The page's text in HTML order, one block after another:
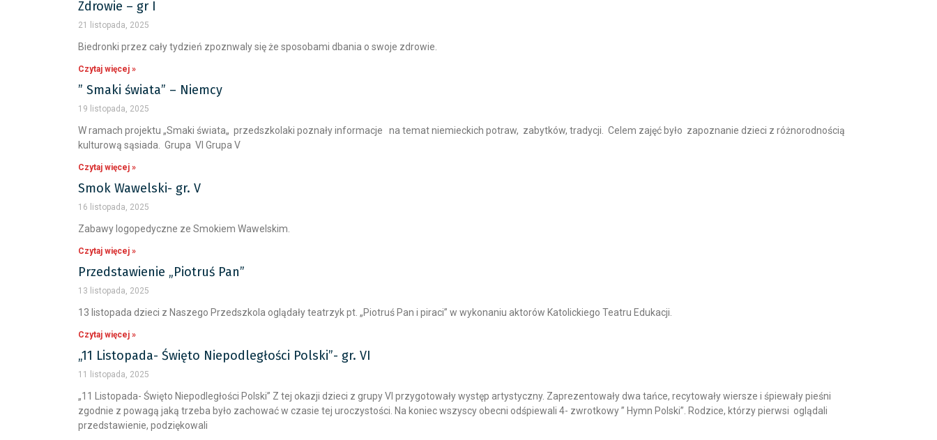
Zdrowie – gr I
21 listopada, 2025
Biedronki przez cały tydzień zpoznwaly się że sposobami dbania o swoje zdrowie.
Czytaj więcej »
” Smaki świata” – Niemcy
19 listopada, 2025
W ramach projektu „Smaki świata„ przedszkolaki poznały informacje na temat niemieckich potraw, zabytków, tradycji. Celem zajęć było zapoznanie dzieci z różnorodnością
kulturową sąsiada. Grupa VI Grupa V
Czytaj więcej »
Smok Wawelski- gr. V
16 listopada, 2025
Zabawy logopedyczne ze Smokiem Wawelskim.
Czytaj więcej »
Przedstawienie „Piotruś Pan”
13 listopada, 2025
13 listopada dzieci z Naszego Przedszkola oglądały teatrzyk pt. „Piotruś Pan i piraci” w wykonaniu aktorów Katolickiego Teatru Edukacji.
Czytaj więcej »
„11 Listopada- Święto Niepodległości Polski”- gr. VI
11 listopada, 2025
„11 Listopada- Święto Niepodległości Polski” Z tej okazji dzieci z grupy VI przygotowały występ artystyczny. Zaprezentowały dwa tańce, recytowały wiersze i śpiewały pieśni
zgodnie z powagą jaką trzeba było zachować w czasie tej uroczystości. Na koniec wszyscy obecni odśpiewali 4- zwrotkowy ” Hymn Polski”. Rodzice, którzy pierwsi oglądali
przedstawienie, podziękowali